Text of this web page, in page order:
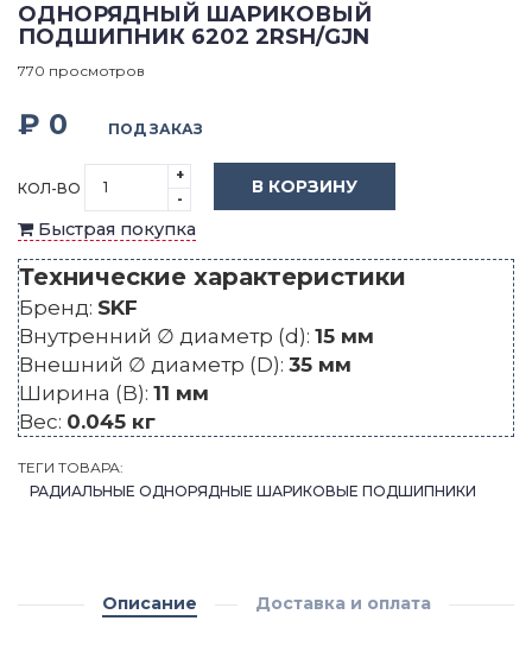
ОДНОРЯДНЫЙ ШАРИКОВЫЙ
ПОДШИПНИК 6202 2RSH/GJN
770 просмотров
₽ 0 ПОД ЗАКАЗ
КОЛ-ВО
+
-
В КОРЗИНУ
Быстрая покупка
Технические характеристики
Бренд: SKF
Внутренний ∅ диаметр (d): 15 мм
Внешний ∅ диаметр (D): 35 мм
Ширина (B): 11 мм
Вес: 0.045 кг
ТЕГИ ТОВАРА:
РАДИАЛЬНЫЕ ОДНОРЯДНЫЕ ШАРИКОВЫЕ ПОДШИПНИКИ
Описание Доставка и оплата